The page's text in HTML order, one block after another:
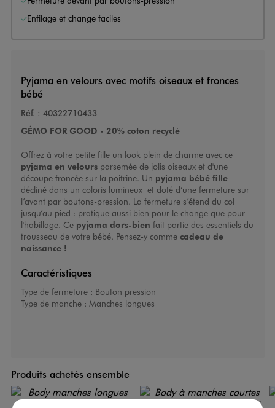
Enfilage et change faciles
Pyjama en velours avec motifs oiseaux et fronces
bébé
Réf. : 40322710433
GÉMO FOR GOOD - 20% coton recyclé
Offrez à votre petite fille un look plein de charme avec ce
pyjama en veloursparsemée de jolis oiseaux et d'une
découpe froncée sur la poitrine. Un pyjama bébé fille
décliné dans un coloris lumineux et doté d’une fermeture sur
l’avant par boutons-pression. La fermeture s’étend du col
jusqu’au pied : pratique aussi bien pour le change que pour
l'habillage. Ce pyjama dors-bien fait partie des essentiels du
trousseau de votre bébé. Pensez-y comme cadeau de
naissance !
Caractéristiques
Type de fermeture : Bouton pression
Type de manche : Manches longues
Produits achetés ensemble